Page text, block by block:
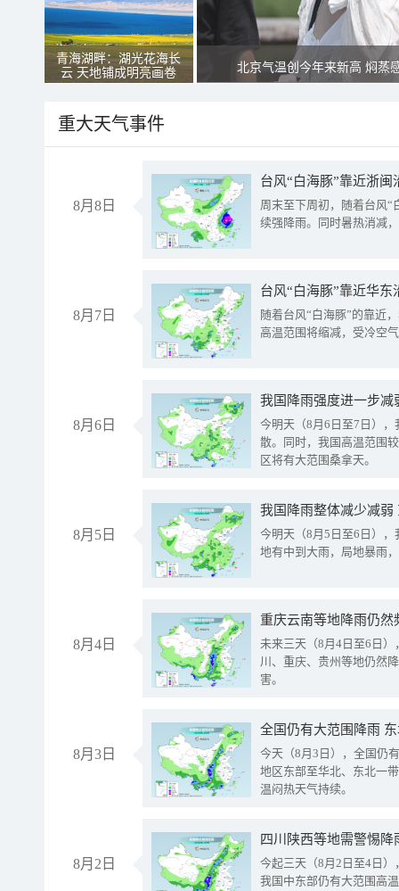
青海湖畔：湖光花海长
云 天地铺成明亮画卷
北京气温创今年来新高 焖蒸
重大天气事件
8月8日
台风“白海豚”靠近浙
周末至下周初，随着台风“
续强降雨。同时暑热消减
8月7日
台风“白海豚”靠近华
随着台风“白海豚”的靠近
高温范围将缩减，受冷空
8月6日
今明天（8月6日至7日）
散。同时，我国高温范围
区将有大范围桑拿天。
8月5日
我国降雨整体减少减弱
今明天（8月5日至6日）
地有中到大雨，局地暴雨
8月4日
重庆云南等地降雨仍然
未来三天（8月4日至6日
川、重庆、贵州等地仍然
害。
8月3日
全国仍有大范围降雨
今天（8月3日），全国仍
地区东部至华北、东北一
温闷热天气持续。
8月2日
今起三天（8月2日至4日
我国中东部仍有大范围高